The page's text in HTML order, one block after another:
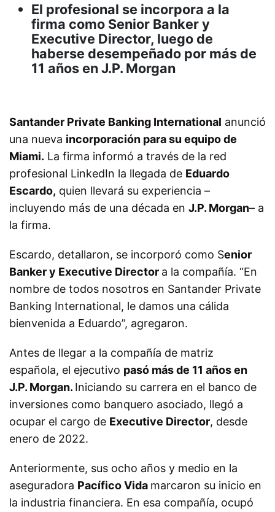
El profesional se incorpora a la
firma como Senior Banker y
Executive Director, luego de
haberse desempeñado por más de
11 años en J.P. Morgan
Santander Private Banking International anunció
una nueva incorporación para su equipo de
Miami. La firma informó a través de la red
profesional LinkedIn la llegada de Eduardo
Escardo, quien llevará su experiencia –
incluyendo más de una década en J.P. Morgan– a
la firma.
Escardo, detallaron, se incorporó como Senior
Banker y Executive Director a la compañía. “En
nombre de todos nosotros en Santander Private
Banking International, le damos una cálida
bienvenida a Eduardo”, agregaron.
Antes de llegar a la compañía de matriz
española, el ejecutivo pasó más de 11 años en
J.P. Morgan. Iniciando su carrera en el banco de
inversiones como banquero asociado, llegó a
ocupar el cargo de Executive Director, desde
enero de 2022.
Anteriormente, sus ocho años y medio en la
aseguradora Pacífico Vida marcaron su inicio en
la industria financiera. En esa compañía, ocupó